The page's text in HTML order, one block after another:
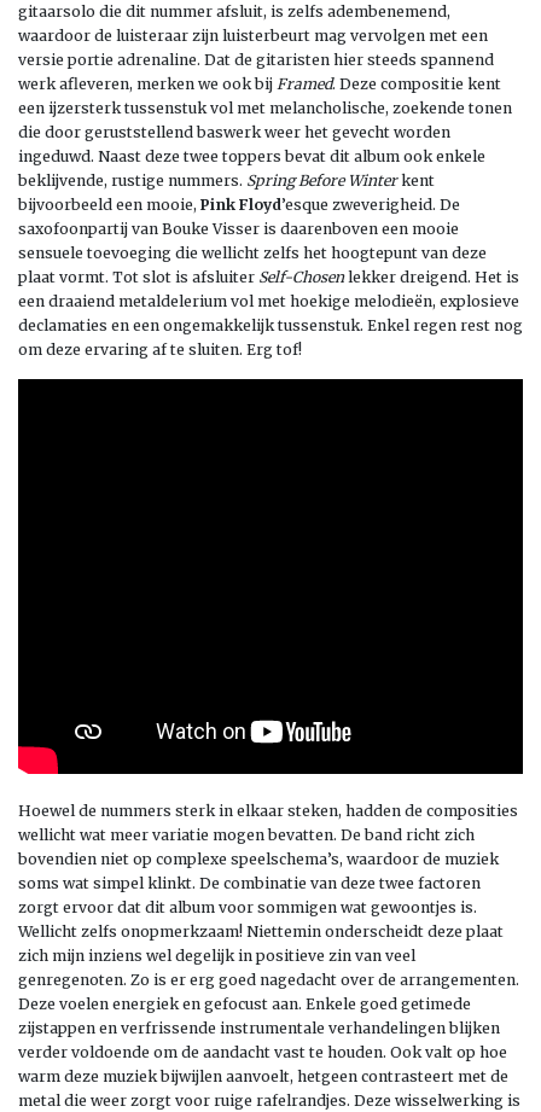
gitaarsolo die dit nummer afsluit, is zelfs adembenemend,
waardoor de luisteraar zijn luisterbeurt mag vervolgen met een
versie portie adrenaline. Dat de gitaristen hier steeds spannend
werk afleveren, merken we ook bij Framed. Deze compositie kent
een ijzersterk tussenstuk vol met melancholische, zoekende tonen
die door geruststellend baswerk weer het gevecht worden
ingeduwd. Naast deze twee toppers bevat dit album ook enkele
beklijvende, rustige nummers. Spring Before Winterkent
bijvoorbeeld een mooie, Pink Floyd ’esque zweverigheid. De
saxofoonpartij van Bouke Visser is daarenboven een mooie
sensuele toevoeging die wellicht zelfs het hoogtepunt van deze
plaat vormt. Tot slot is afsluiter Self-Chosenlekker dreigend. Het is
een draaiend metaldelerium vol met hoekige melodieën, explosieve
declamaties en een ongemakkelijk tussenstuk. Enkel regen rest nog
om deze ervaring af te sluiten. Erg tof!
Hoewel de nummers sterk in elkaar steken, hadden de composities
wellicht wat meer variatie mogen bevatten. De band richt zich
bovendien niet op complexe speelschema’s, waardoor de muziek
soms wat simpel klinkt. De combinatie van deze twee factoren
zorgt ervoor dat dit album voor sommigen wat gewoontjes is.
Wellicht zelfs onopmerkzaam! Niettemin onderscheidt deze plaat
zich mijn inziens wel degelijk in positieve zin van veel
genregenoten. Zo is er erg goed nagedacht over de arrangementen.
Deze voelen energiek en gefocust aan. Enkele goed getimede
zijstappen en verfrissende instrumentale verhandelingen blijken
verder voldoende om de aandacht vast te houden. Ook valt op hoe
warm deze muziek bijwijlen aanvoelt, hetgeen contrasteert met de
metal die weer zorgt voor ruige rafelrandjes. Deze wisselwerking is